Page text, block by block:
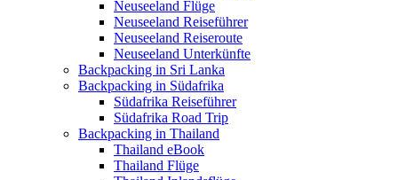
Neuseeland Flüge
Neuseeland Reiseführer
Neuseeland Reiseroute
Neuseeland Unterkünfte
Backpacking in Sri Lanka
Backpacking in Südafrika
Südafrika Reiseführer
Südafrika Road Trip
Backpacking in Thailand
Thailand eBook
Thailand Flüge